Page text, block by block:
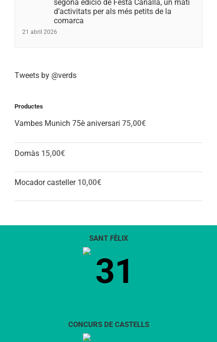
segona edició de Festa Canalla, un matí
d’activitats per als més petits de la
comarca
21 abril 2026
Tweets by @verds
Productes
Vambes Munich 75è aniversari 75,00€
Domàs 15,00€
Mocador casteller 10,00€
SANT FÈLIX
31
CONCURS DE CASTELLS